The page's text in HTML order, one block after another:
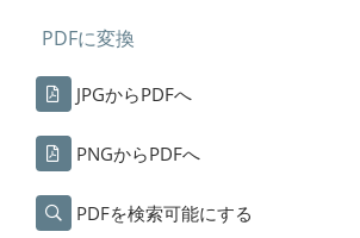
PDFに変換
JPGからPDFへ
PNGからPDFへ
PDFを検索可能にする